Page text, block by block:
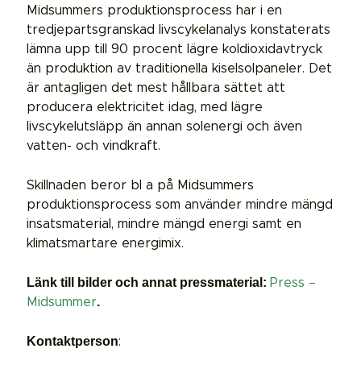
Midsummers produktionsprocess har i en
tredjepartsgranskad livscykelanalys konstaterats
lämna upp till 90 procent lägre koldioxidavtryck
än produktion av traditionella kiselsolpaneler. Det
är antagligen det mest hållbara sättet att
producera elektricitet idag, med lägre
livscykelutsläpp än annan solenergi och även
vatten- och vindkraft.
Skillnaden beror bl a på Midsummers
produktionsprocess som använder mindre mängd
insatsmaterial, mindre mängd energi samt en
klimatsmartare energimix.
Länk till bilder och annat pressmaterial: Press –
Midsummer.
Kontaktperson: